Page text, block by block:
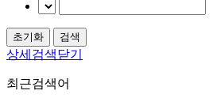
상세검색닫기
최근검색어